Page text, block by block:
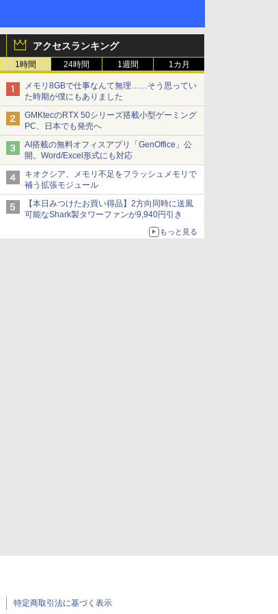
アクセスランキング
1時間 24時間 1週間 1カ月
メモリ8GBで仕事なんて無理……そう思ってい
た時期が僕にもありました
GMKtecのRTX 50シリーズ搭載小型ゲーミング
PC、日本でも発売へ
AI搭載の無料オフィスアプリ「GenOffice」公
開。Word/Excel形式にも対応
キオクシア、メモリ不足をフラッシュメモリで
補う拡張モジュール
【本日みつけたお買い得品】2方向同時に送風
可能なShark製タワーファンが9,940円引き
もっと見る
特定商取引法に基づく表示